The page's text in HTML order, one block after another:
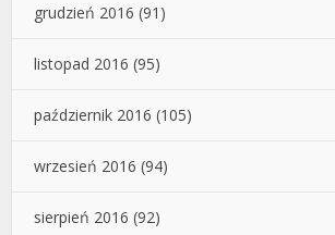
grudzień 2016 (91)
listopad 2016 (95)
październik 2016 (105)
wrzesień 2016 (94)
sierpień 2016 (92)